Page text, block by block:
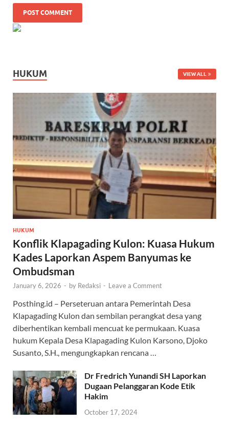
HUKUM VIEW ALL
HUKUM
Konflik Klapagading Kulon: Kuasa Hukum
Kades Laporkan Aspem Banyumas ke
Ombudsman
January 6, 2026 - by Redaksi - Leave a Comment
Posthing.id – Perseteruan antara Pemerintah Desa
Klapagading Kulon dan sembilan perangkat desa yang
diberhentikan kembali mencuat ke permukaan. Kuasa
hukum Kepala Desa Klapagading Kulon Karsono, Djoko
Susanto, S.H., mengungkapkan rencana …
Dr Fredrich Yunandi SH Laporkan
Dugaan Pelanggaran Kode Etik
Hakim
October 17, 2024